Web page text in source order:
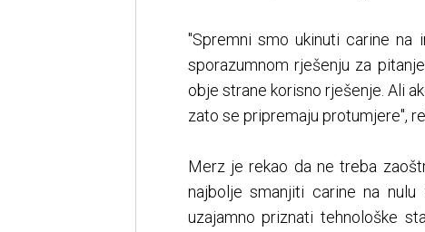
"Spremni smo ukinuti carine na
sporazumnom rješenju za
obje strane korisno rješenje. Ali
zato se pripremaju protumjere",
Merz je rekao da ne treba
najbolje smanjiti carine na
uzajamno priznati tehnološke